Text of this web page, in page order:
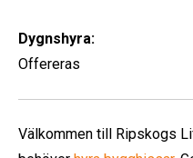
Dygnshyra:
Offereras
Välkommen till Ripskogs